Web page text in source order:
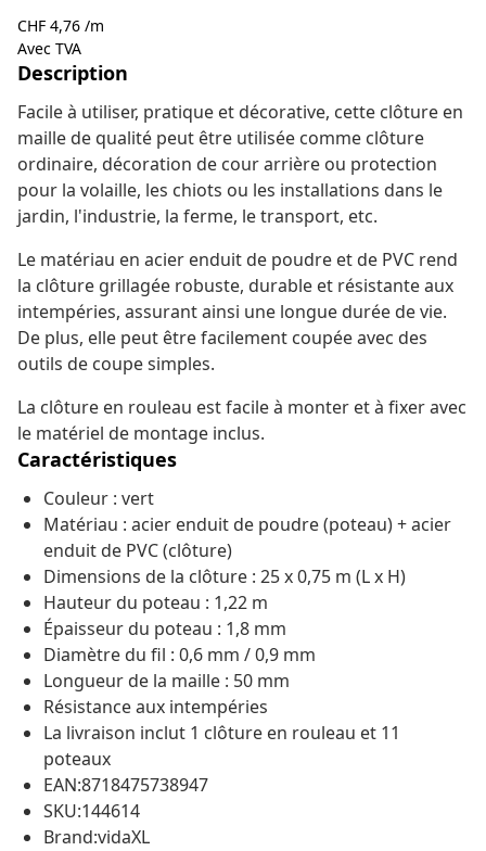
CHF 4,76 /m
Avec TVA
Description
Facile à utiliser, pratique et décorative, cette clôture en
maille de qualité peut être utilisée comme clôture
ordinaire, décoration de cour arrière ou protection
pour la volaille, les chiots ou les installations dans le
jardin, l'industrie, la ferme, le transport, etc.
Le matériau en acier enduit de poudre et de PVC rend
la clôture grillagée robuste, durable et résistante aux
intempéries, assurant ainsi une longue durée de vie.
De plus, elle peut être facilement coupée avec des
outils de coupe simples.
La clôture en rouleau est facile à monter et à fixer avec
le matériel de montage inclus.
Caractéristiques
Couleur : vert
Matériau : acier enduit de poudre (poteau) + acier
enduit de PVC (clôture)
Dimensions de la clôture : 25 x 0,75 m (L x H)
Hauteur du poteau : 1,22 m
Épaisseur du poteau : 1,8 mm
Diamètre du fil : 0,6 mm / 0,9 mm
Longueur de la maille : 50 mm
Résistance aux intempéries
La livraison inclut 1 clôture en rouleau et 11
poteaux
EAN:8718475738947
SKU:144614
Brand:vidaXL